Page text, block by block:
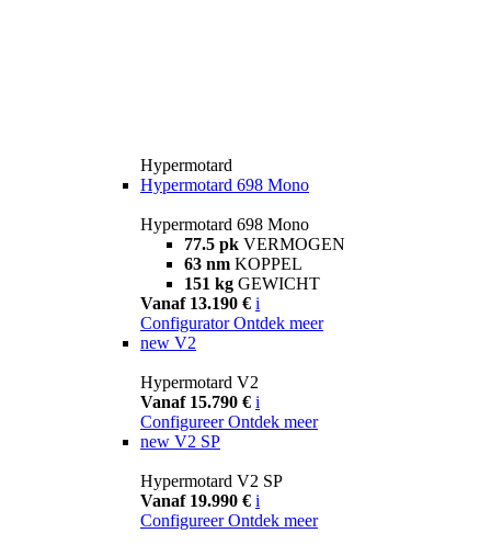
Hypermotard
Hypermotard 698 Mono
Hypermotard 698 Mono
77.5 pk VERMOGEN
63 nm KOPPEL
151 kg GEWICHT
Vanaf 13.190 € i
Configurator Ontdek meer
new V2
Hypermotard V2
Vanaf 15.790 € i
Configureer Ontdek meer
new V2 SP
Hypermotard V2 SP
Vanaf 19.990 € i
Configureer Ontdek meer